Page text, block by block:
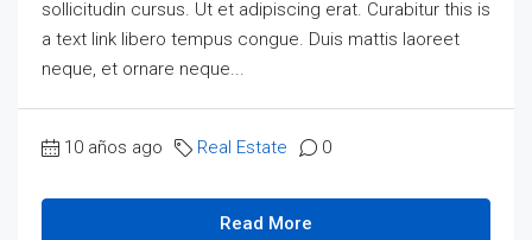
sollicitudin cursus. Ut et adipiscing erat. Curabitur this is
a text link libero tempus congue. Duis mattis laoreet
neque, et ornare neque...
10 años ago Real Estate 0
Read More